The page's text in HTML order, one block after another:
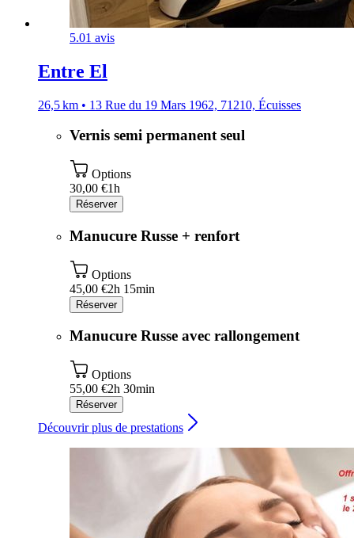
5.01 avis
Entre El
26,5 km • 13 Rue du 19 Mars 1962, 71210, Écuisses
Vernis semi permanent seul
Options
30,00 €1h
Réserver
Manucure Russe + renfort
Options
45,00 €2h 15min
Réserver
Manucure Russe avec rallongement
Options
55,00 €2h 30min
Réserver
Découvrir plus de prestations